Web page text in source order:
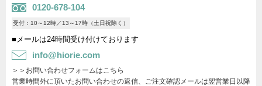
0120-678-104
受付：10～12時／13～17時（土日祝除く）
■メールは24時間受け付けております
info@hiorie.com
＞＞お問い合わせフォームはこちら
営業時間外に頂いたお問い合わせの返信、ご注文確認メールは翌営業日以降